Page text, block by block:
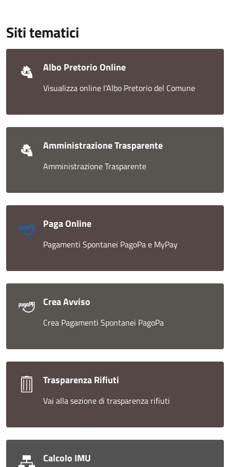
Siti tematici
Albo Pretorio Online
Visualizza online l'Albo Pretorio del Comune
Amministrazione Trasparente
Amministrazione Trasparente
Paga Online
Pagamenti Spontanei PagoPa e MyPay
Crea Avviso
Crea Pagamenti Spontanei PagoPa
Trasparenza Rifiuti
Vai alla sezione di trasparenza rifiuti
Calcolo IMU